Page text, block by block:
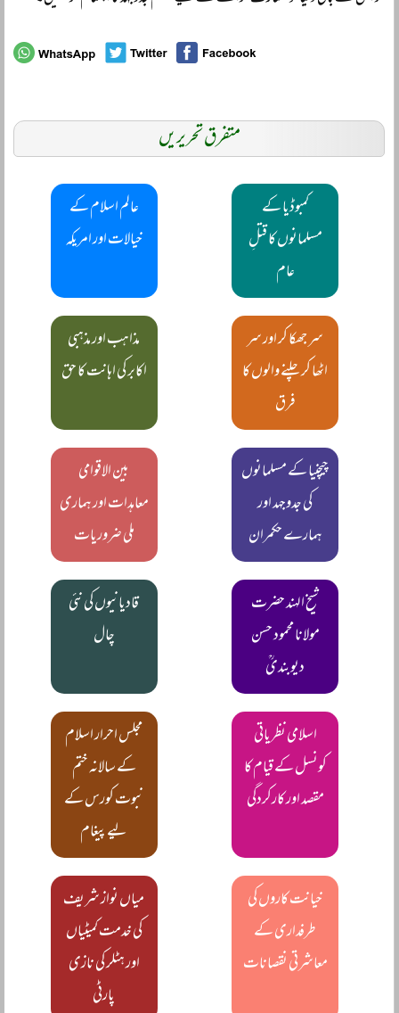
متفرق تحریریں
کمبوڈیا کے
مسلمانوں کا قتلِ
عام
عالم اسلام کے
خیالات اور امریکہ
سر جھکا کر اور سر
اٹھا کر چلنے والوں کا
فرق
مذاہب اور مذہبی
اکابر کی اہانت کا حق
چیچنیا کے مسلمانوں
کی جدوجہد اور
ہمارے حکمران
بین الاقوامی
معاہدات اور ہماری
ملی ضروریات
شیخ الہند حضرت
مولانا محمود حسن
دیوبندیؒ
قادیانیوں کی نئی
چال
اسلامی نظریاتی
کونسل کے قیام کا
مقصد اور کارکردگی
مجلس احرار اسلام
کے سالانہ ختم
نبوت کورس کے
لیے پیغام
خیانت کاروں کی
طرفداری کے
معاشرتی نقصانات
میاں نواز شریف
کی خدمت کمیٹیاں
اور ہٹلر کی نازی
پارٹی